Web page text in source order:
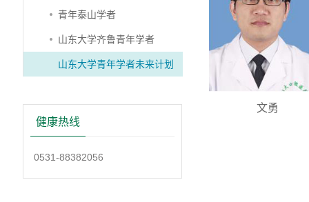
青年泰山学者
山东大学齐鲁青年学者
山东大学青年学者未来计划
健康热线
0531-88382056
文勇